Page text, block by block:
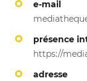
e-mail
présence
https://
adresse